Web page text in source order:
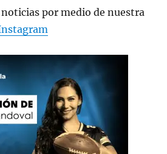
por medio de nuestra